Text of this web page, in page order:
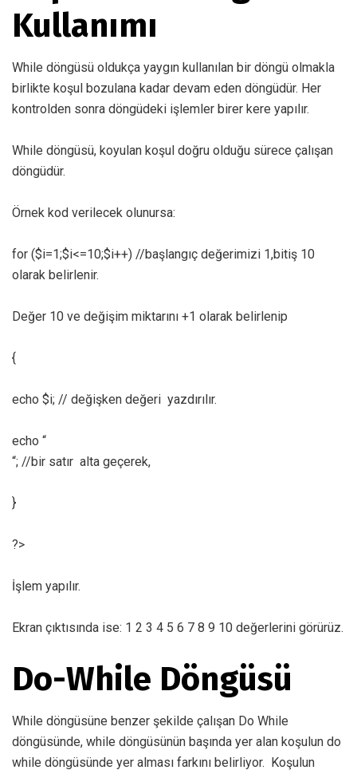
Kullanımı
While döngüsü oldukça yaygın kullanılan bir döngü olmakla
birlikte koşul bozulana kadar devam eden döngüdür. Her
kontrolden sonra döngüdeki işlemler birer kere yapılır.
While döngüsü, koyulan koşul doğru olduğu sürece çalışan
döngüdür.
Örnek kod verilecek olunursa:
for ($i=1;$i<=10;$i++) //başlangıç değerimizi 1,bitiş 10
olarak belirlenir.
Değer 10 ve değişim miktarını +1 olarak belirlenip
{
echo $i; // değişken değeri yazdırılır.
echo “
“; //bir satır alta geçerek,
}
?>
İşlem yapılır.
Ekran çıktısında ise: 1 2 3 4 5 6 7 8 9 10 değerlerini görürüz.
Do-While Döngüsü
While döngüsüne benzer şekilde çalışan Do While
döngüsünde, while döngüsünün başında yer alan koşulun do
while döngüsünde yer alması farkını belirliyor. Koşulun